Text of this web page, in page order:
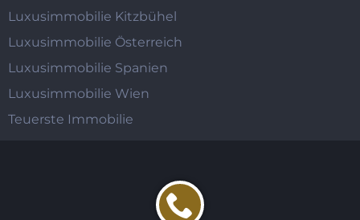
Luxusimmobilie Kitzbühel
Luxusimmobilie Österreich
Luxusimmobilie Spanien
Luxusimmobilie Wien
Teuerste Immobilie